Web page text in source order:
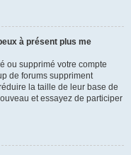
à présent plus me
ou supprimé votre compte
de forums suppriment
la taille de leur base de
et essayez de participer